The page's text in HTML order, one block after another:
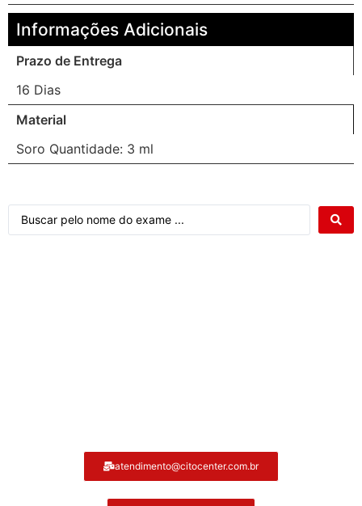
Informações Adicionais
Prazo de Entrega
16 Dias
Material
Soro Quantidade: 3 ml
atendimento@citocenter.com.br